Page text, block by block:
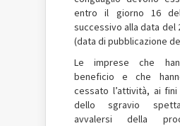
entro il giorno 16
successivo alla data del
(data di pubblicazione
Le imprese che
beneficio e che
cessato l’attività, ai
dello sgravio
avvalersi della